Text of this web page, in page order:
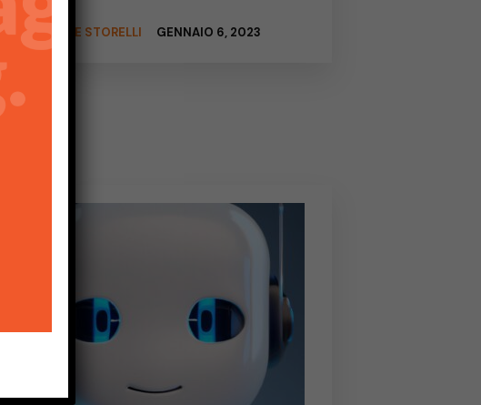
GIUSEPPE STORELLI GENNAIO 6, 2023